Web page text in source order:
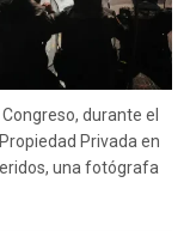
durante el
Privada en
una fotógrafa